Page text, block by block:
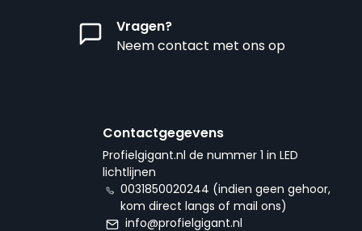
Vragen?
Neem contact met ons op
Contactgegevens
Profielgigant.nl de nummer 1 in LED
lichtlijnen
0031850020244 (indien geen gehoor,
kom direct langs of mail ons)
info@profielgigant.nl